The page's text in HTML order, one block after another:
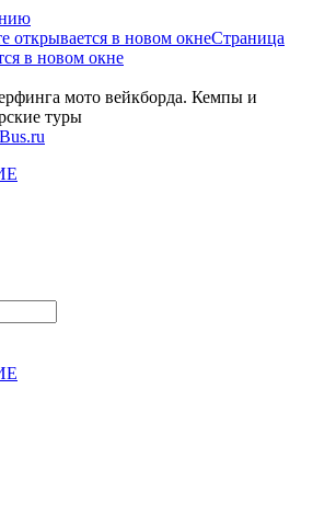
открывается в новом окнеСтраница
в новом окне
мото вейкборда. Кемпы и
туры